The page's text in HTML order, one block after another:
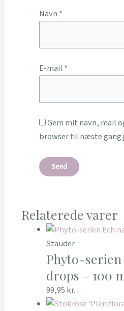
Navn *
E-mail *
Gem mit navn, mail
browser til næste gang
Relaterede varer
Stauder
Phyto-serien
drops – 100
99,95 kr.